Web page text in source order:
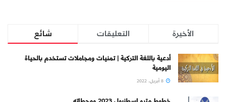
شائع التعليقات الأخيرة
أدعية باللغة التركية | تمنيات ومجاملات تستخدم بالحياة
اليومية